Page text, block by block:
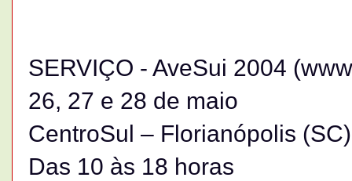
SERVIÇO - AveSui 2004
26, 27 e 28 de maio
CentroSul – Florianópolis (SC)
Das 10 às 18 horas